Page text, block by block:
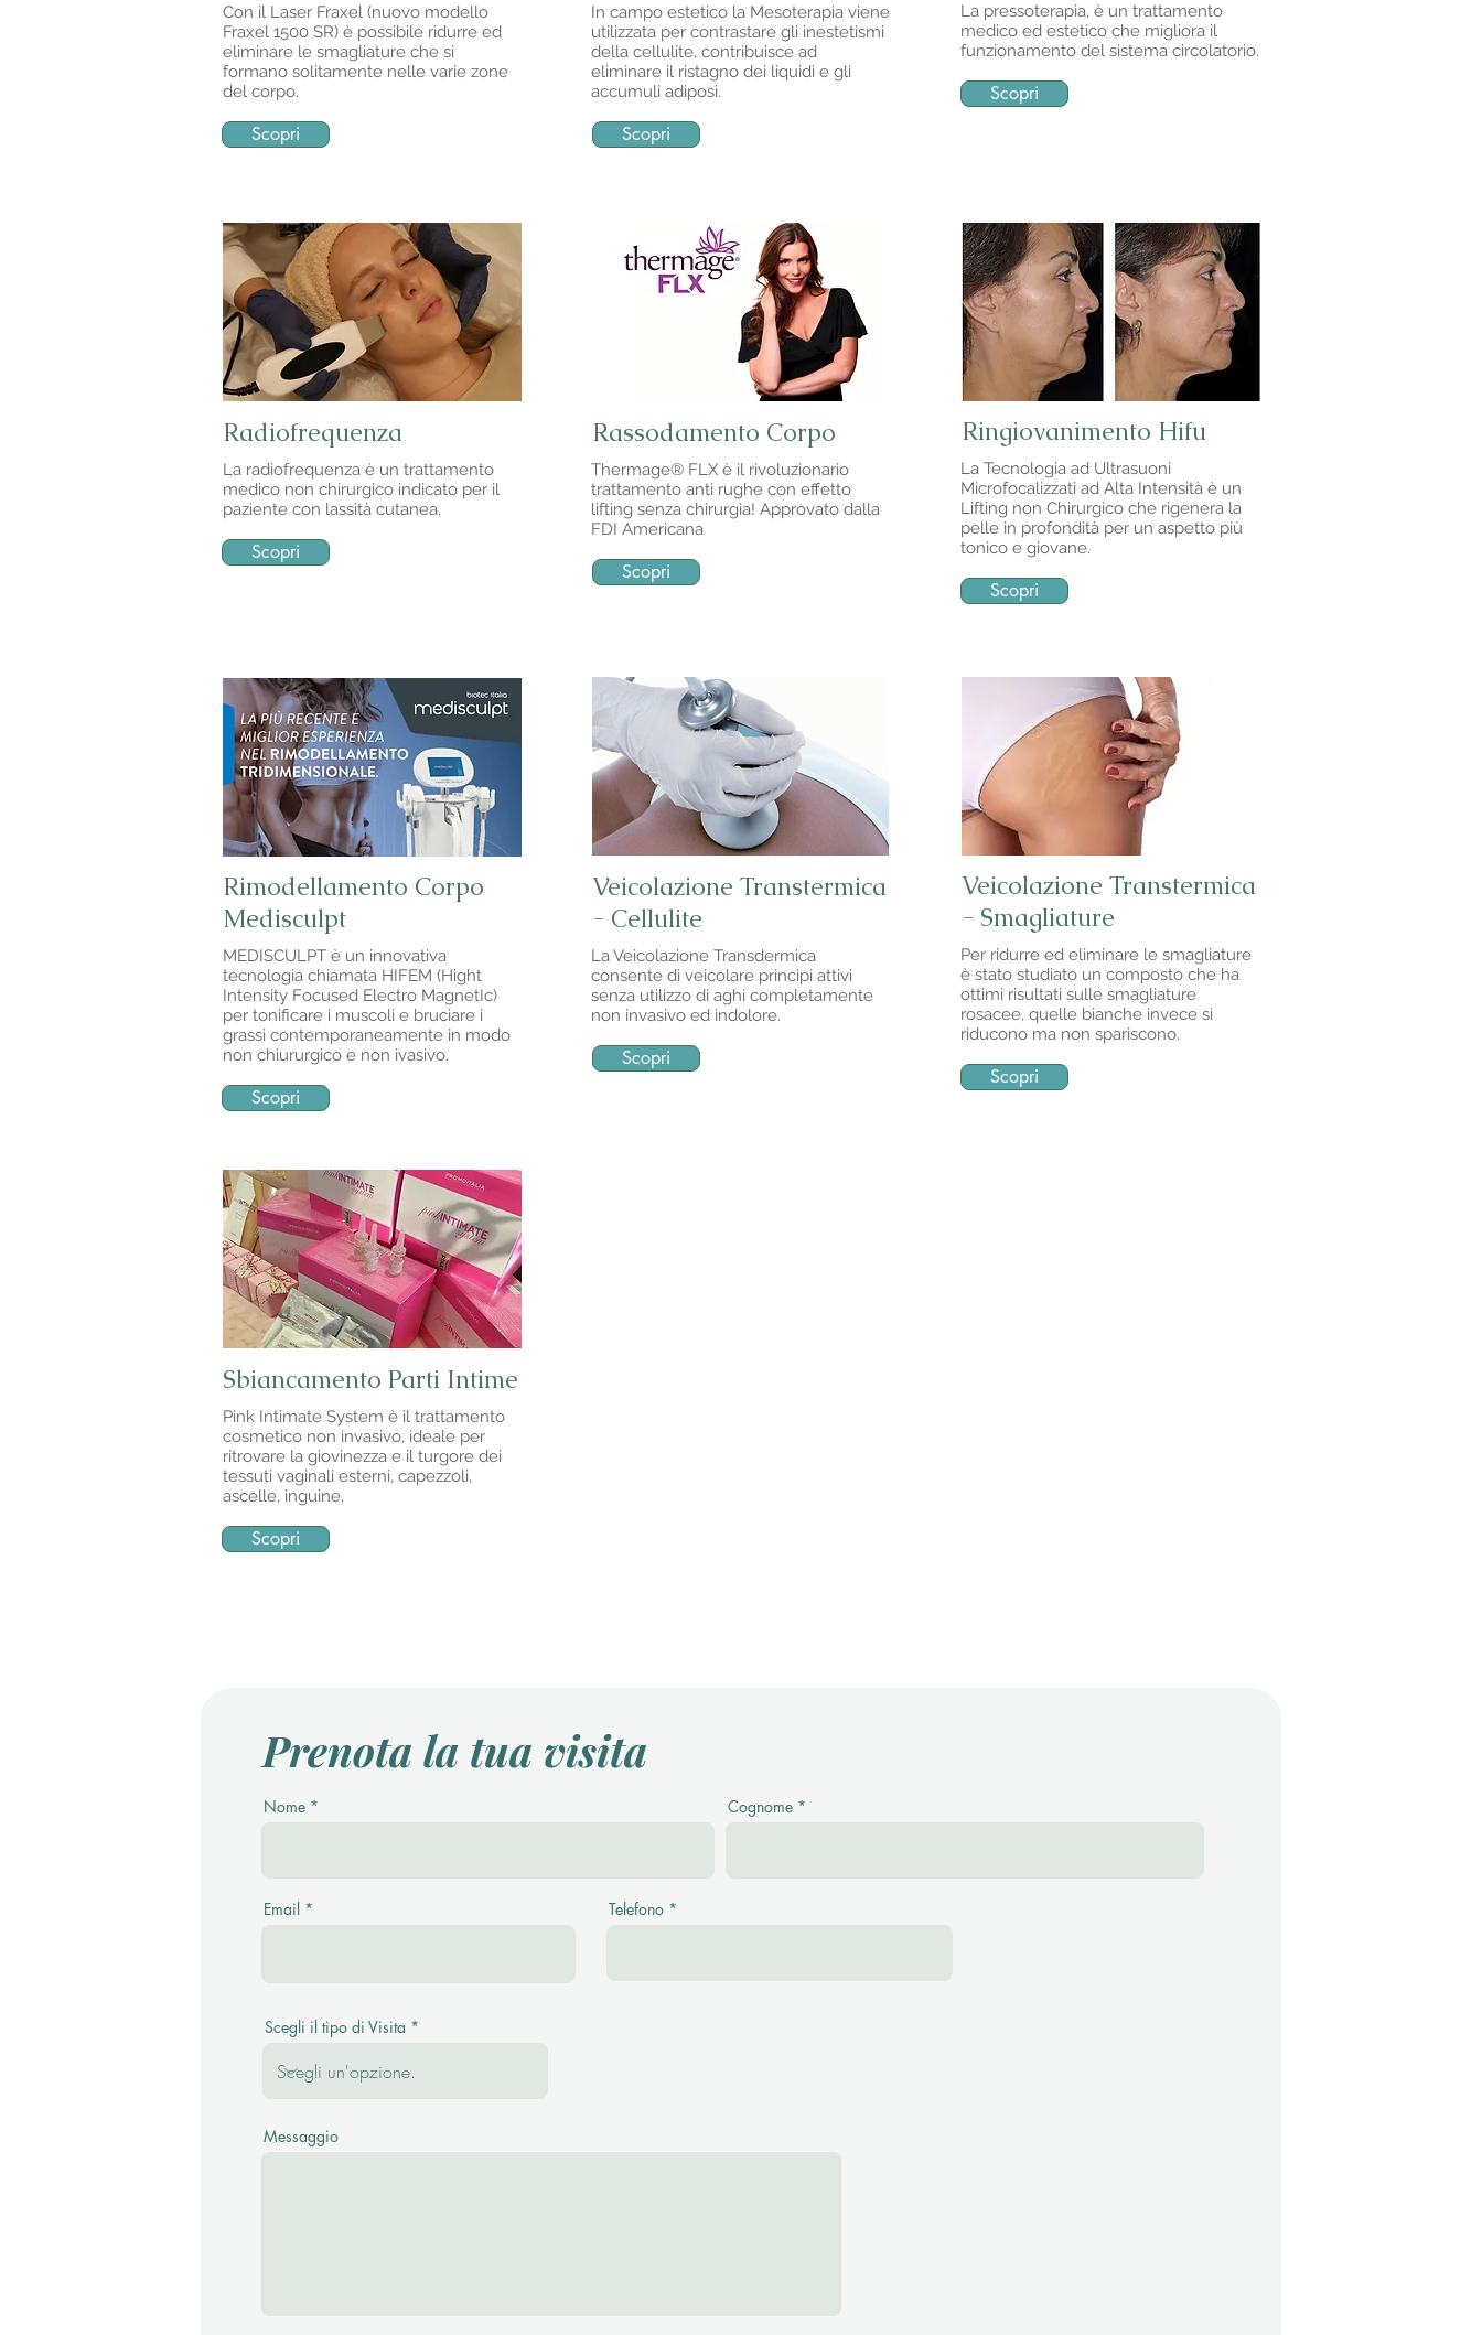
Con il Laser Fraxel (nuovo modello
Fraxel 1500 SR) è possibile ridurre ed
eliminare le smagliature che si
formano solitamente nelle varie zone
del corpo.
Scopri
In campo estetico la Mesoterapia viene
utilizzata per contrastare gli inestetismi
della cellulite, contribuisce ad
eliminare il ristagno dei liquidi e gli
accumuli adiposi.
Scopri
La pressoterapia, è un trattamento
medico ed estetico che migliora il
funzionamento del sistema circolatorio.
Scopri
Radiofrequenza
La radiofrequenza è un trattamento
medico non chirurgico indicato per il
paziente con lassità cutanea.
Scopri
Rassodamento Corpo
Thermage® FLX è il rivoluzionario
trattamento anti rughe con effetto
lifting senza chirurgia! Approvato dalla
FDI Americana
Scopri
Ringiovanimento Hifu
La Tecnologia ad Ultrasuoni
Microfocalizzati ad Alta Intensità è un
Lifting non Chirurgico che rigenera la
pelle in profondità per un aspetto più
tonico e giovane.
Scopri
Rimodellamento Corpo
Medisculpt
MEDISCULPT è un innovativa
tecnologia chiamata HIFEM (Hight
Intensity Focused Electro MagnetIc)
per tonificare i muscoli e bruciare i
grassi contemporaneamente in modo
non chiururgico e non ivasivo.
Scopri
Veicolazione Transtermica
- Cellulite
La Veicolazione Transdermica
consente di veicolare principi attivi
senza utilizzo di aghi completamente
non invasivo ed indolore.
Scopri
Veicolazione Transtermica
- Smagliature
Per ridurre ed eliminare le smagliature
è stato studiato un composto che ha
ottimi risultati sulle smagliature
rosacee, quelle bianche invece si
riducono ma non spariscono.
Scopri
Sbiancamento Parti Intime
Pink Intimate System è il trattamento
cosmetico non invasivo, ideale per
ritrovare la giovinezza e il turgore dei
tessuti vaginali esterni, capezzoli,
ascelle, inguine.
Scopri
​Prenota la tua visita
Nome Cognome
Email Telefono
Scegli il tipo di Visita
Messaggio